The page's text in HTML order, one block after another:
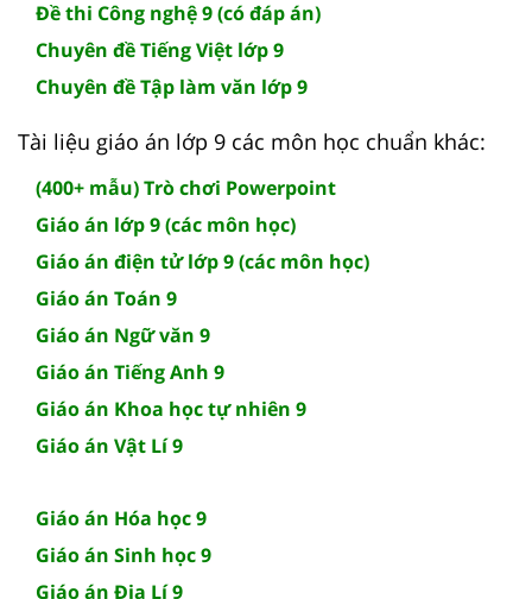
Đề thi Công nghệ 9 (có đáp án)
Chuyên đề Tiếng Việt lớp 9
Chuyên đề Tập làm văn lớp 9
Tài liệu giáo án lớp 9 các môn học chuẩn khác:
(400+ mẫu) Trò chơi Powerpoint
Giáo án lớp 9 (các môn học)
Giáo án điện tử lớp 9 (các môn học)
Giáo án Toán 9
Giáo án Ngữ văn 9
Giáo án Tiếng Anh 9
Giáo án Khoa học tự nhiên 9
Giáo án Vật Lí 9
Giáo án Hóa học 9
Giáo án Sinh học 9
Giáo án Địa Lí 9